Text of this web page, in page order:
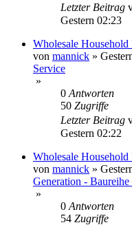
Letzter Beitrag
Gestern 02:23
Wholesale Household
von mannick »
Service
»
0 Antworten
50 Zugriffe
Letzter Beitrag
Gestern 02:22
Wholesale Household
von mannick »
Generation - Baureihe
»
0 Antworten
54 Zugriffe